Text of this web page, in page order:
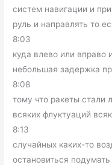
систем навигации и
руль и направлять то
8:03
куда влево или вправо
небольшая задержка
8:08
тому что ракеты стали
всяких флуктуаций
8:13
случайных каких-то
остановиться